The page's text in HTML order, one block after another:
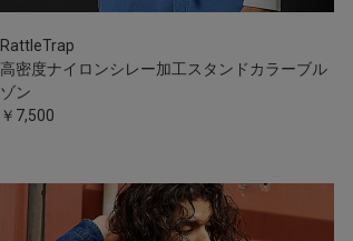
RattleTrap
高密度ナイロンシレー加工スタンドカラーブル
ゾン
￥7,500